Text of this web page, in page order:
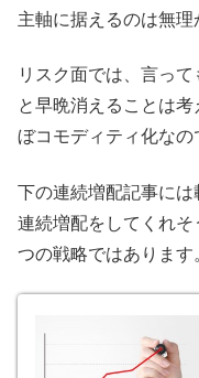
主軸に据えるのは無理
リスク面では、言っ
と早晩消えることは
ぼコモディティ化なの
下の連続増配記事に
連続増配をしてくれ
つの戦略ではあります